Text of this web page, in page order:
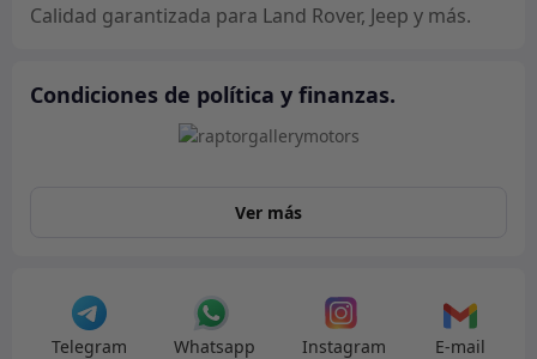
Calidad garantizada para Land Rover, Jeep y más.
Condiciones de política y finanzas.
Ver más
Telegram Whatsapp Instagram E-mail